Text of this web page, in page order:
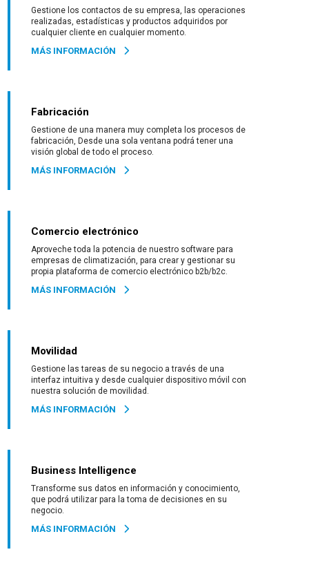
Gestione los contactos de su empresa, las operaciones
realizadas, estadísticas y productos adquiridos por
cualquier cliente en cualquier momento.
MÁS INFORMACIÓN
Fabricación
Gestione de una manera muy completa los procesos de
fabricación, Desde una sola ventana podrá tener una
visión global de todo el proceso.
MÁS INFORMACIÓN
Comercio electrónico
Aproveche toda la potencia de nuestro software para
empresas de climatización, para crear y gestionar su
propia plataforma de comercio electrónico b2b/b2c.
MÁS INFORMACIÓN
Movilidad
Gestione las tareas de su negocio a través de una
interfaz intuitiva y desde cualquier dispositivo móvil con
nuestra solución de movilidad.
MÁS INFORMACIÓN
Business Intelligence
Transforme sus datos en información y conocimiento,
que podrá utilizar para la toma de decisiones en su
negocio.
MÁS INFORMACIÓN